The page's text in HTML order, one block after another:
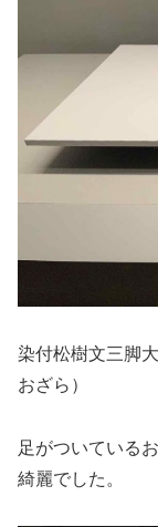
染付松樹文三脚
おざら）
足がついている
綺麗でした。